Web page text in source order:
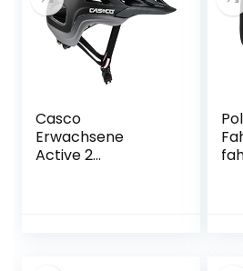
Casco
Erwachsene
Active 2